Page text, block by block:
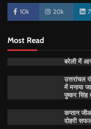
10k 20k
Most Read
बरेली में
उत्तरांचल
में मनाया
पुष्कर सिंह
कप्तान
दोहरी